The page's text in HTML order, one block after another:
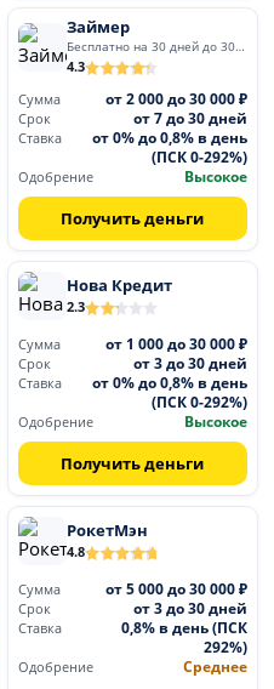
Займер
Бесплатно на 30 дней до 30 000
4.3
Сумма
от 2 000 до 30 000 ₽
Срок от 7 до 30 дней
Ставка
от 0% до 0,8% в день
(ПСК 0-292%)
Одобрение Высокое
Получить деньги
Нова Кредит
2.3
Сумма от 1 000 до 30 000 ₽
Срок от 3 до 30 дней
Ставка
от 0% до 0,8% в день
(ПСК 0-292%)
Одобрение Высокое
Получить деньги
РокетМэн
4.8
Сумма от 5 000 до 30 000 ₽
Срок от 3 до 30 дней
Ставка
0,8% в день (ПСК
292%)
Одобрение Среднее